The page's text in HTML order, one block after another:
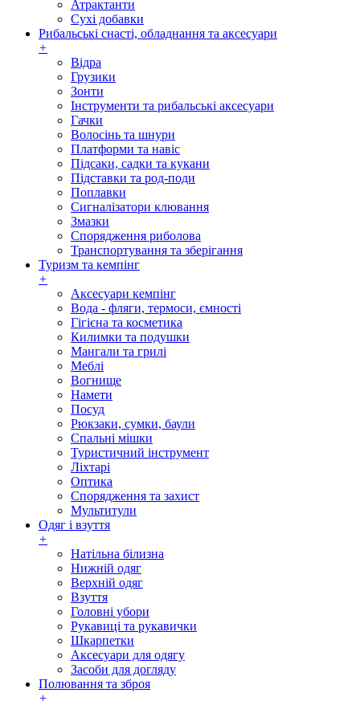
Атрактанти
Сухі добавки
Рибальські снасті, обладнання та аксесуари
+
Відра
Грузики
Зонти
Інструменти та рибальські аксесуари
Гачки
Волосінь та шнури
Платформи та навіс
Підсаки, садки та кукани
Підставки та род-поди
Поплавки
Сигналізатори клювання
Змазки
Спорядження риболова
Транспортування та зберігання
Туризм та кемпінг
+
Аксесуари кемпінг
Вода - фляги, термоси, ємності
Гігієна та косметика
Килимки та подушки
Мангали та грилі
Меблі
Вогнище
Намети
Посуд
Рюкзаки, сумки, баули
Спальні мішки
Туристичний інструмент
Ліхтарі
Оптика
Спорядження та захист
Мультитули
Одяг і взуття
+
Натільна білизна
Нижній одяг
Верхній одяг
Взуття
Головні убори
Рукавиці та рукавички
Шкарпетки
Аксесуари для одягу
Засоби для догляду
Полювання та зброя
+